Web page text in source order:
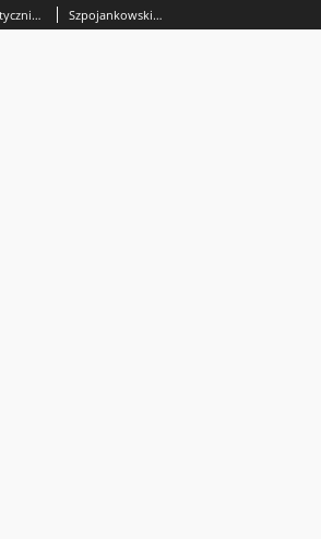
Glosa do wyroku sądu najwyższego z dnia 23 stycznia 2014 roku II CSK 264/13 zbyt wąska definicja powiernictwa Szpojankowski Aleksander